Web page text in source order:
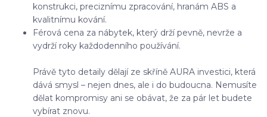
konstrukci, preciznímu zpracování, hranám ABS a
kvalitnímu kování.
Férová cena za nábytek, který drží pevně, nevrže a
vydrží roky každodenního používání.
Právě tyto detaily dělají ze skříně AURA investici, která
dává smysl – nejen dnes, ale i do budoucna. Nemusíte
dělat kompromisy ani se obávat, že za pár let budete
vybírat znovu.